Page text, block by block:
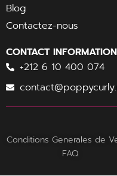
Blog
Contactez-nous
CONTACT INFORMATION
+212 6 10 400 074
Conditions Generales de
FAQ